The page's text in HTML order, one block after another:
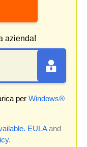
azienda!
per Windows®
EULAand
.